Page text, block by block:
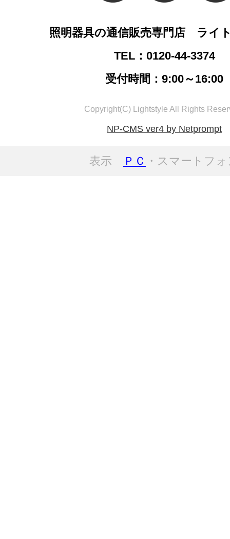
照明器具の通信販売専門店 ライ
TEL：0120-44-3374
受付時間：9:00～16:00
Copyright(C) Lightstyle All Rights
NP-CMS ver4 by Netprompt
表示 ＰＣ ・スマートフ